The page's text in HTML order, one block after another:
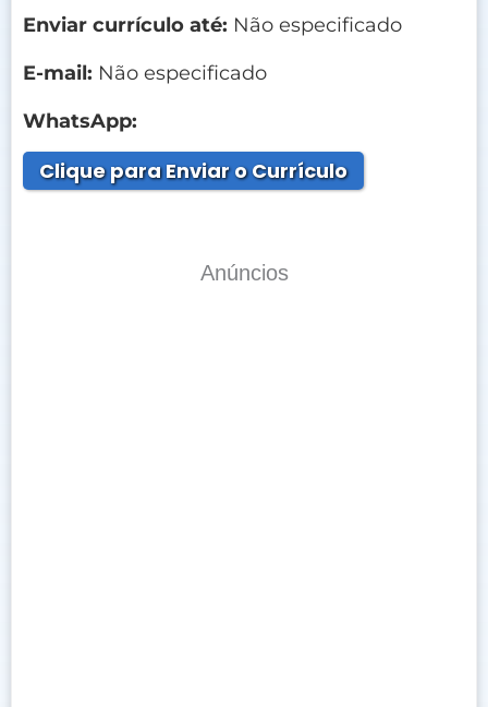
Enviar currículo até: Não especificado
E-mail: Não especificado
WhatsApp:
Clique para Enviar o Currículo
Anúncios